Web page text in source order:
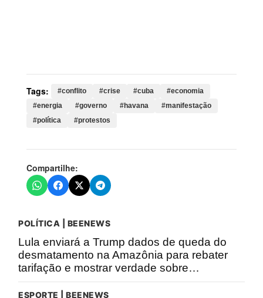
Tags: #conflito #crise #cuba
#economia
#energia
#governo #havana
#manifestação
#política
#protestos
Compartilhe:
POLÍTICA | BEENEWS
Lula enviará a Trump dados de queda do
desmatamento na Amazônia para rebater
tarifação e mostrar verdade sobre…
ESPORTE | BEENEWS